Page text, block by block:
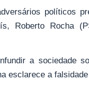
políticos
Roberto Rocha
a sociedade
esclarece a